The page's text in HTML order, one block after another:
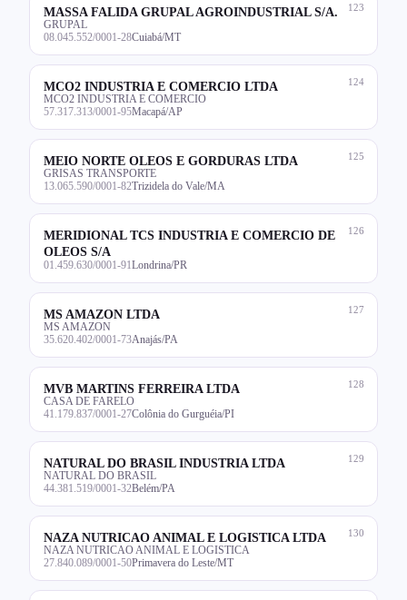
123
MASSA FALIDA GRUPAL AGROINDUSTRIAL S/A.
GRUPAL
08.045.552/0001-28Cuiabá/MT
124
MCO2 INDUSTRIA E COMERCIO LTDA
MCO2 INDUSTRIA E COMERCIO
57.317.313/0001-95Macapá/AP
125
MEIO NORTE OLEOS E GORDURAS LTDA
GRISAS TRANSPORTE
13.065.590/0001-82Trizidela do Vale/MA
126
MERIDIONAL TCS INDUSTRIA E COMERCIO DE
OLEOS S/A
01.459.630/0001-91 Londrina/PR
127
MS AMAZON LTDA
MS AMAZON
35.620.402/0001-73Anajás/PA
128
MVB MARTINS FERREIRA LTDA
CASA DE FARELO
41.179.837/0001-27Colônia do Gurguéia/PI
129
NATURAL DO BRASIL INDUSTRIA LTDA
NATURAL DO BRASIL
44.381.519/0001-32Belém/PA
130
NAZA NUTRICAO ANIMAL E LOGISTICA LTDA
NAZA NUTRICAO ANIMAL E LOGISTICA
27.840.089/0001-50Primavera do Leste/MT